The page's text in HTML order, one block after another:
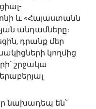
և «Հայաստանն
անդամները։
դրանք մեր
կողմից
շրջակա
նախադեպ են՝